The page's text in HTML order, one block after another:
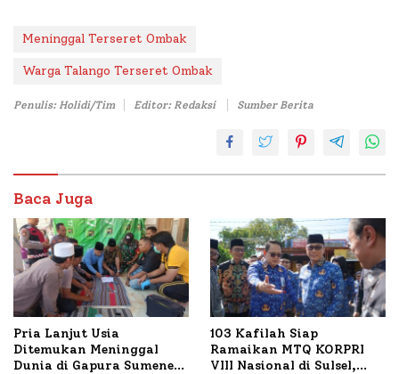
Meninggal Terseret Ombak
Warga Talango Terseret Ombak
Penulis: Holidi/Tim Editor: Redaksi Sumber Berita
Baca Juga
Pria Lanjut Usia
Ditemukan Meninggal
Dunia di Gapura Sumenep,
103 Kafilah Siap
Ramaikan MTQ KORPRI
VIII Nasional di Sulsel,